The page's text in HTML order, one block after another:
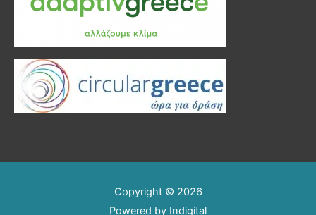
Copyright © 2026
Powered by Indigital